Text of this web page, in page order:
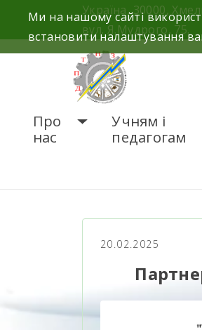
Україна, 30000,
вул. Я.Мудрого, 75.
Про
нас
Учням і
педагогам
20.02.2025
Ми на нашому сайті
встановити налаштування